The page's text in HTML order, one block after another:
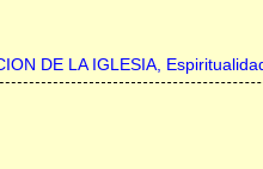
DE LA IGLESIA,